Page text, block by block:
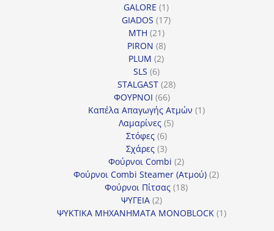
προϊόντα
GALORE 11
προϊόν
GIADOS 1717
MTH 2121
προϊόντα
PIRON 88
προϊόντα
PLUM 22
SLS 66
προϊόντα
STALGAST 2828
ΦΟΥΡΝΟΙ 6666
προϊόντα
Καπέλα Απαγωγής Ατμών 11
Λαμαρίνες 55
Στόφες 66
προϊόντα
Σχάρες 33
προϊόντα
Φούρνοι Combi 22
προϊόντα
Φούρνοι Combi Steamer (Ατμού) 22
Φούρνοι Πίτσας 1818
ΨΥΓΕΙΑ 22
προϊόντα
ΨΥΚΤΙΚΑ ΜΗΧΑΝΗΜΑΤΑ MONOBLOCK 11